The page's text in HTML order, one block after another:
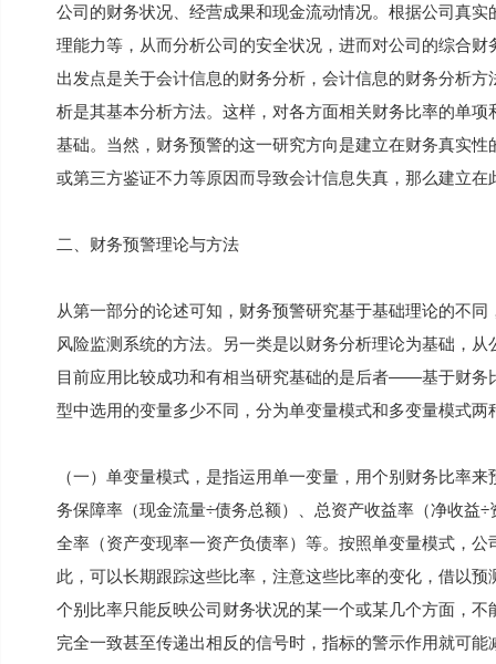
公司的财务状况、经营成果和现金流动情况。根据公司真
理能力等，从而分析公司的安全状况，进而对公司的综合
出发点是关于会计信息的财务分析，会计信息的财务分析
析是其基本分析方法。这样，对各方面相关财务比率的单
基础。当然，财务预警的这一研究方向是建立在财务真实
或第三方鉴证不力等原因而导致会计信息失真，那么建立
二、财务预警理论与方法
从第一部分的论述可知，财务预警研究基于基础理论的不
风险监测系统的方法。另一类是以财务分析理论为基础，
目前应用比较成功和有相当研究基础的是后者——基于财务
型中选用的变量多少不同，分为单变量模式和多变量模式两
（一）单变量模式，是指运用单一变量，用个别财务比率
务保障率（现金流量÷债务总额）、总资产收益率（净收益
全率（资产变现率一资产负债率）等。按照单变量模式，
此，可以长期跟踪这些比率，注意这些比率的变化，借以
个别比率只能反映公司财务状况的某一个或某几个方面，
完全一致甚至传递出相反的信号时，指标的警示作用就可